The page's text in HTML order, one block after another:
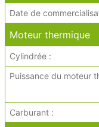
Date de
Moteur thermique
Cylindrée :
Puissance du moteur
Carburant :